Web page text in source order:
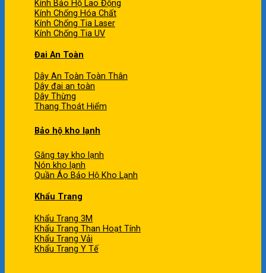
Kính Bảo Hộ Lao Động
Kính Chống Hóa Chất
Kính Chống Tia Laser
Kính Chống Tia UV
Đai An Toàn
Dây An Toàn Toàn Thân
Dây đai an toàn
Dây Thừng
Thang Thoát Hiểm
Bảo hộ kho lạnh
Găng tay kho lạnh
Nón kho lạnh
Quần Áo Bảo Hộ Kho Lạnh
Khẩu Trang
Khẩu Trang 3M
Khẩu Trang Than Hoạt Tính
Khẩu Trang Vải
Khẩu Trang Y Tế